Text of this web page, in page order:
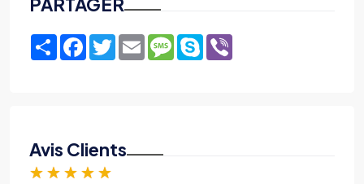
ShareFacebook
TwitterEmailMessage
Skype
Avis Clients
★ ★ ★ ★ ★